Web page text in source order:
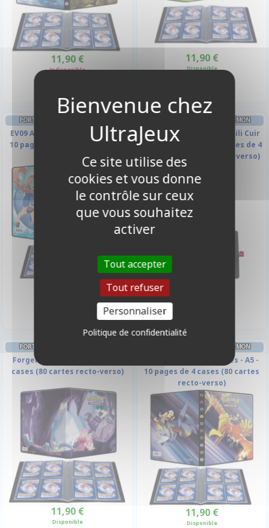
11,90 €
Indisponible
11,90 €
Disponible
PORTFOLIO A5 - 4 CASES POKÉMON
EV09 Aventure Ensemble - A5 -
10 pages de 4 cases (80 cartes
recto-verso)
PORTFOLIO A5 - 4 CASES POKÉMON
Ultra Pro Premium - Simili Cuir
Red Snap Binder - 20 pages de 4
cases (160 cartes recto-verso)
PORTFOLIO A5 - 4 CASES POKÉMON
Forgelina - A5 - 10 pages de 4
cases (80 cartes recto-verso)
11,90 €
Disponible
PORTFOLIO A5 - 4 CASES POKÉMON
EV10 Rivalités Destinées - A5 -
10 pages de 4 cases (80 cartes
recto-verso)
11,90 €
Disponible
Ce site utilise des
cookies et vous donne
le contrôle sur ceux
que vous souhaitez
activer
Tout accepter
Tout refuser
Personnaliser
Politique de confidentialité